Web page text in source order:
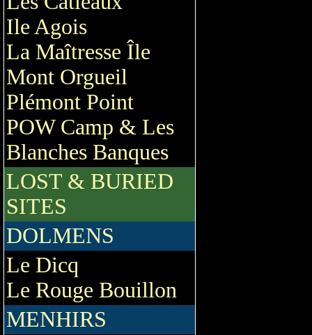
Ile Agois
La Maîtresse Île
Mont Orgueil
Plémont Point
POW Camp & Les
Blanches Banques
LOST & BURIED
SITES
DOLMENS
Le Dicq
Le Rouge Bouillon
MENHIRS